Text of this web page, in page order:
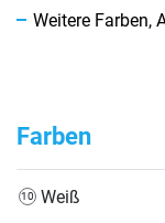
Weitere Farben,
Farben
Weiß